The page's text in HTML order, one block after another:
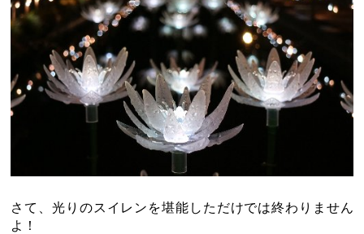
さて、光りのスイレンを堪能しただけでは終わりません
よ！